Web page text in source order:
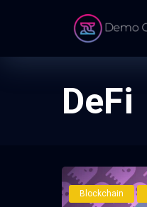
DeFi
Blockchain